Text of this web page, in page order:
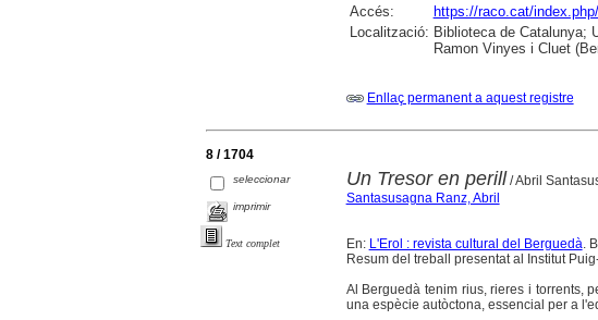
Accés:
https://raco.cat/
Localització: Biblioteca de Catalunya;
Ramon Vinyes i Cluet
Enllaç permanent a aquest registre
8 / 1704
seleccionar
imprimir
Text complet
Un Tresor en perill/ Abril
Santasusagna Ranz, Abril
En: L'Erol : revista cultural del Berguedà .
Resum del treball presentat al Institut
Al Berguedà tenim rius, rieres i torrents,
una espècie autòctona, essencial per a